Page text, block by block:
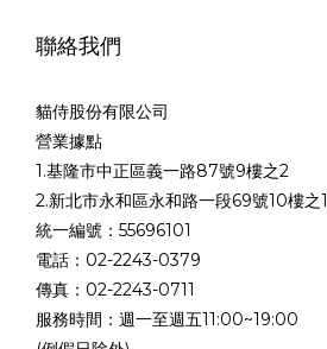
聯絡我們
貓侍股份有限公司
營業據點
1.基隆市中正區義一路87號9樓之2
2.新北市永和區永和路一段69號10樓之1
統一編號：55696101
電話：02-2243-0379
傳真：02-2243-0711
服務時間：週一至週五11:00~19:00